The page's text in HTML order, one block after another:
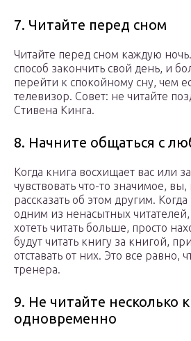
7. Читайте перед сном
Читайте перед сном каждую
способ закончить свой день, и
перейти к спокойному сну, чем
телевизор. Совет: не читайте
Стивена Кинга.
8. Начните общаться с
Когда книга восхищает вас или
чувствовать что-то значимое,
рассказать об этом другим.
одним из ненасытных читателей,
хотеть читать больше, просто
будут читать книгу за книгой,
отставать от них. Это все равно,
тренера.
9. Не читайте несколько
одновременно